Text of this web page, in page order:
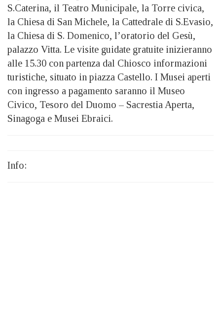
S.Caterina, il Teatro Municipale, la Torre civica,
la Chiesa di San Michele, la Cattedrale di S.Evasio,
la Chiesa di S. Domenico, l’oratorio del Gesù,
palazzo Vitta. Le visite guidate gratuite inizieranno
alle 15.30 con partenza dal Chiosco informazioni
turistiche, situato in piazza Castello. I Musei aperti
con ingresso a pagamento saranno il Museo
Civico, Tesoro del Duomo – Sacrestia Aperta,
Sinagoga e Musei Ebraici.
Info: